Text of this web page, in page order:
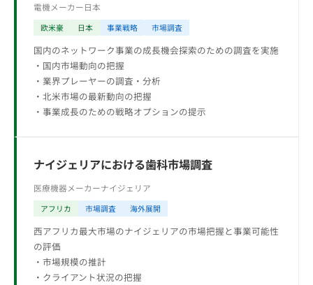
電機メーカー日本
欧米豪 日本 事業戦略 市場調査
国内のネットワーク事業の成長機会探索のための調査を実施
・国内市場動向の把握
・業界プレーヤーの調査・分析
・北米市場の最新動向の把握
・事業成長のための戦略オプションの提示
ナイジェリアにおける歯科市場調査
医療機器メーカーナイジェリア
アフリカ 市場調査 海外展開
西アフリカ最大市場のナイジェリアの市場把握と事業可能性
の評価
・市場規模の推計
・クライアント状況の把握